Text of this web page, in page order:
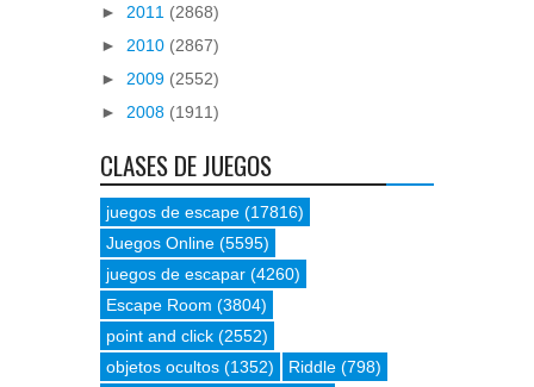
► 2011 (2868)
► 2010 (2867)
► 2009 (2552)
► 2008 (1911)
CLASES DE JUEGOS
juegos de escape (17816)
Juegos Online (5595)
juegos de escapar (4260)
Escape Room (3804)
point and click (2552)
objetos ocultos (1352) Riddle (798)